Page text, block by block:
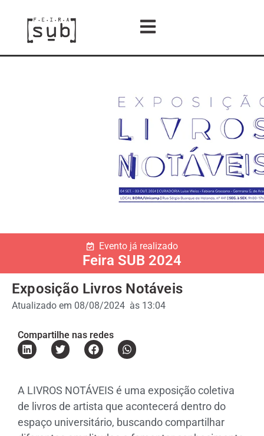
Evento já realizado
Feira SUB 2024
Exposição Livros Notáveis
Atualizado em 08/08/2024 às 13:04
Compartilhe nas redes
A LIVROS NOTÁVEIS é uma exposição coletiva
de livros de artista que acontecerá dentro do
espaço universitário, buscando compartilhar